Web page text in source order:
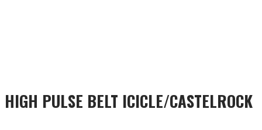
HIGH PULSE BELT ICICLE/CASTELROCK